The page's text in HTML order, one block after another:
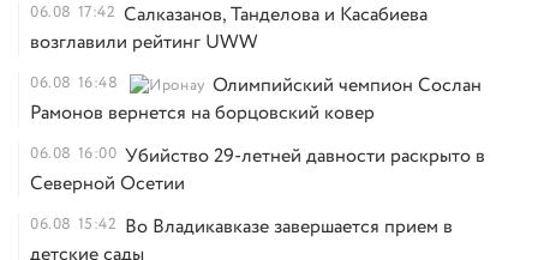
06.08 17:42 Салказанов, Танделова и Касабиева
возглавили рейтинг UWW
06.08 16:48
Олимпийский чемпион Сослан
Рамонов вернется на борцовский ковер
06.08 16:00 Убийство 29-летней давности раскрыто в
Северной Осетии
06.08 15:42 Во Владикавказе завершается прием в